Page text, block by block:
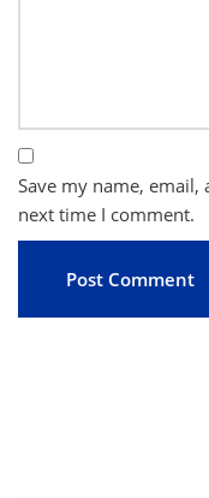
Save my name,
next time I comment.